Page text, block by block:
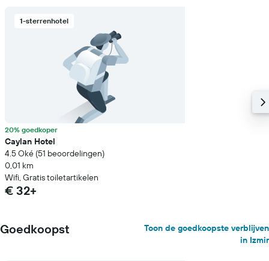
1-sterrenhotel
20% goedkoper
Caylan Hotel
4.5 Oké (51 beoordelingen)
0,01 km
Wifi, Gratis toiletartikelen
€ 32+
Goedkoopst
Toon de goedkoopste verblijven
in Izmir